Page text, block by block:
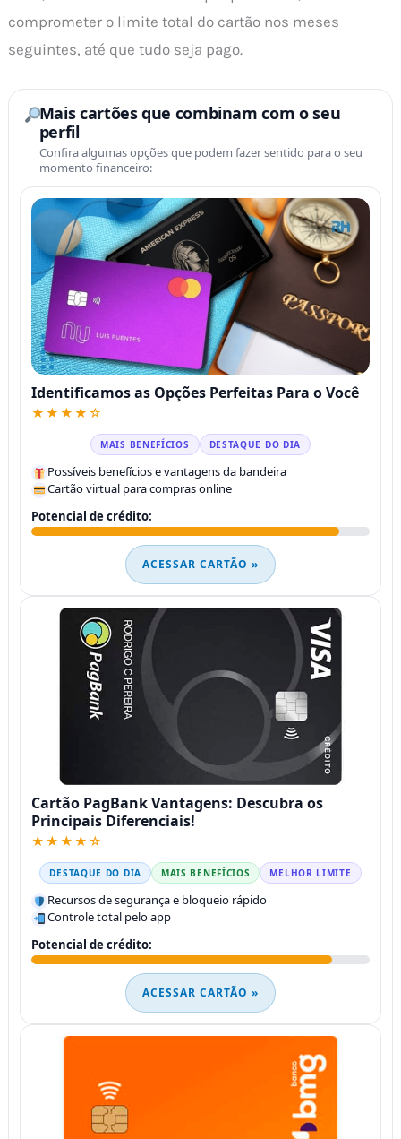
comprometer o limite total do cartão nos meses
seguintes, até que tudo seja pago.
Mais cartões que combinam com o seu
perfil
Confira algumas opções que podem fazer sentido para o seu
momento financeiro:
Identificamos as Opções Perfeitas Para o Você
★★★★☆
MAIS BENEFÍCIOS DESTAQUE DO DIA
Possíveis benefícios e vantagens da bandeira
Cartão virtual para compras online
Potencial de crédito:
ACESSAR CARTÃO »
Cartão PagBank Vantagens: Descubra os
Principais Diferenciais!
★★★★☆
DESTAQUE DO DIA MAIS BENEFÍCIOS MELHOR LIMITE
Recursos de segurança e bloqueio rápido
Controle total pelo app
Potencial de crédito:
ACESSAR CARTÃO »